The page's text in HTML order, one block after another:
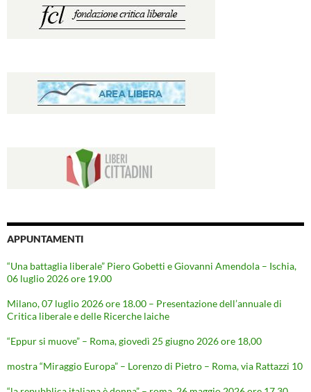
APPUNTAMENTI
“Una battaglia liberale” Piero Gobetti e Giovanni Amendola – Ischia,
06 luglio 2026 ore 19.00
Milano, 07 luglio 2026 ore 18.00 – Presentazione dell’annuale di
Critica liberale e delle Ricerche laiche
“Eppur si muove” – Roma, giovedì 25 giugno 2026 ore 18,00
mostra “Miraggio Europa” – Lorenzo di Pietro – Roma, via Rattazzi 10